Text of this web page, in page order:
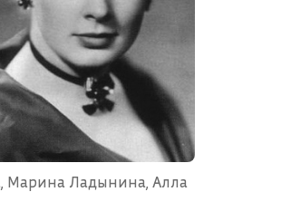
Марина Ладынина, Алла